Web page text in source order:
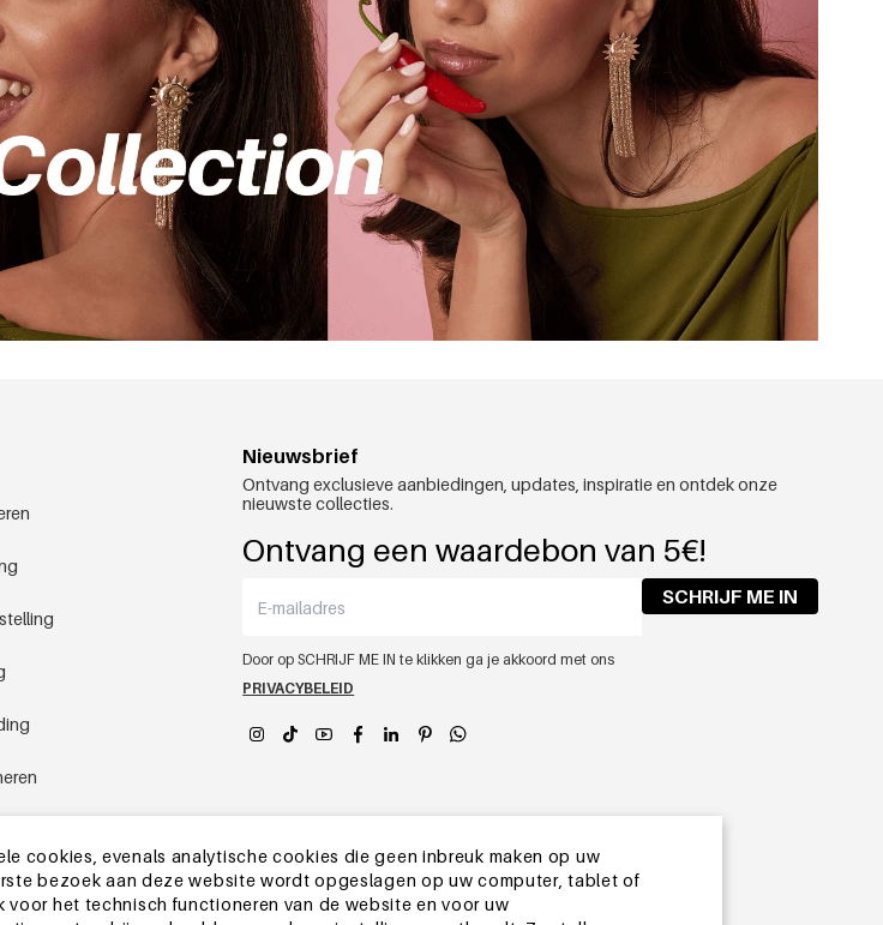
cookies, evenals analytische cookies die geen inbreuk maken op uw
bezoek aan deze website wordt opgeslagen op uw computer, tablet of
het technisch functioneren van de website en voor uw
Nieuwsbrief
Ontvang exclusieve aanbiedingen, updates, inspiratie en ontdek onze
nieuwste collecties.
Ontvang een waardebon van 5€!
SCHRIJF ME IN
Door op SCHRIJF ME IN te klikken ga je akkoord met ons
PRIVACYBELEID
YEHWANG app